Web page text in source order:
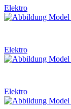
Elektro
Elektro
Elektro